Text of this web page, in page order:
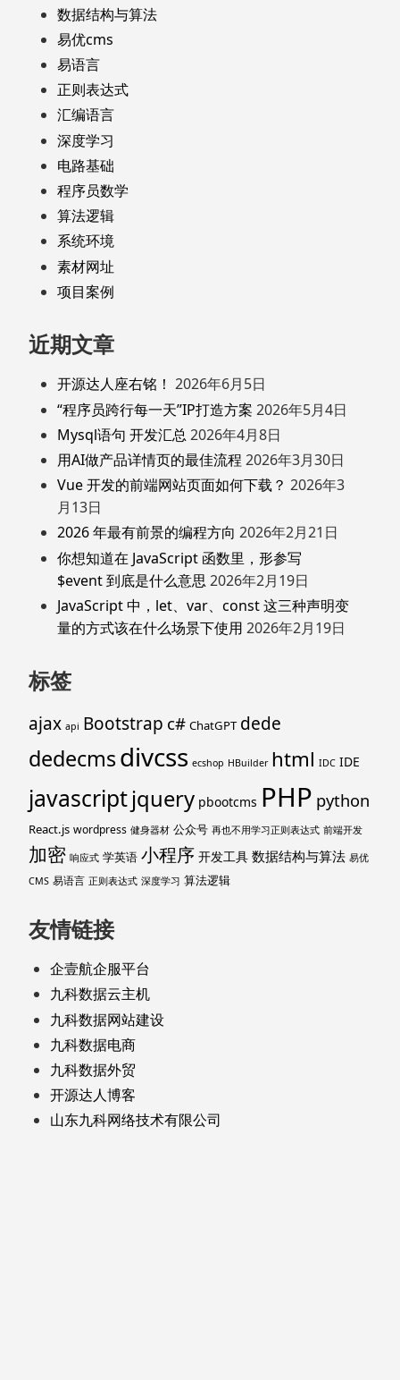
数据结构与算法
易优cms
易语言
正则表达式
汇编语言
深度学习
电路基础
程序员数学
算法逻辑
系统环境
素材网址
项目案例
近期文章
开源达人座右铭！ 2026年6月5日
“程序员跨行每一天”IP打造方案 2026年5月4日
Mysql语句 开发汇总 2026年4月8日
用AI做产品详情页的最佳流程 2026年3月30日
Vue 开发的前端网站页面如何下载？ 2026年3
月13日
2026 年最有前景的编程方向 2026年2月21日
你想知道在 JavaScript 函数里，形参写
$event 到底是什么意思 2026年2月19日
JavaScript 中，let、var、const 这三种声明变
量的方式该在什么场景下使用 2026年2月19日
标签
ajax api Bootstrap c# ChatGPT dede
dedecmsdivcss ecshop HBuilder html IDC IDE
javascriptjquery pbootcms PHP python
React.js wordpress 健身器材 公众号 再也不用学习正则表达式 前端开发
加密 响应式 学英语 小程序 开发工具 数据结构与算法 易优
CMS 易语言 正则表达式 深度学习 算法逻辑
友情链接
企壹航企服平台
九科数据云主机
九科数据网站建设
九科数据电商
九科数据外贸
开源达人博客
山东九科网络技术有限公司